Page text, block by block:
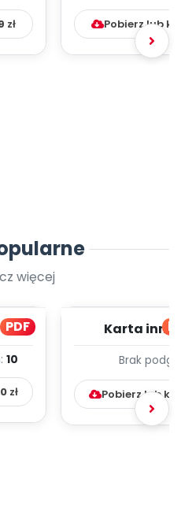
zł Pobierz lub
więcej
PDF
1
10
zł
Karta
Brak
Pobierz lub